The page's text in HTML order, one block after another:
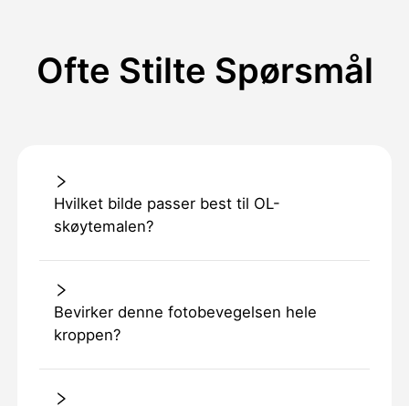
Ofte Stilte Spørsmål
Hvilket bilde passer best til OL-
skøytemalen?
Bevirker denne fotobevegelsen hele
kroppen?